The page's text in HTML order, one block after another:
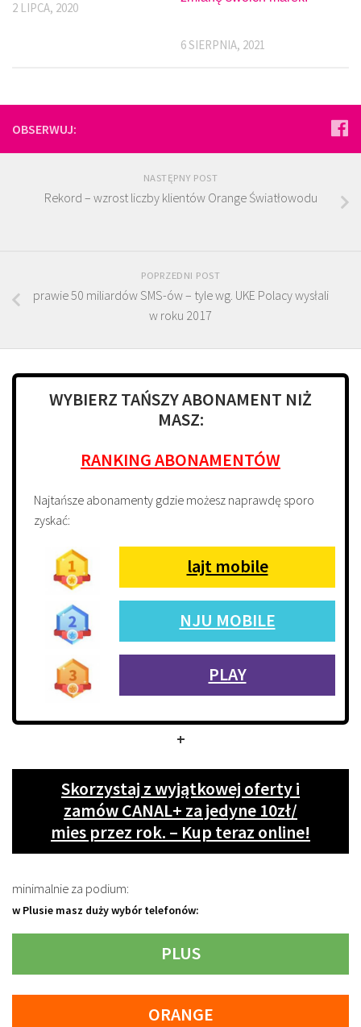
2 LIPCA, 2020
6 SIERPNIA, 2021
OBSERWUJ:
NASTĘPNY POST
Rekord – wzrost liczby klientów Orange Światłowodu
POPRZEDNI POST
prawie 50 miliardów SMS-ów – tyle wg. UKE Polacy wysłali
w roku 2017
WYBIERZ TAŃSZY ABONAMENT NIŻ
MASZ:
RANKING ABONAMENTÓW
Najtańsze abonamenty gdzie możesz naprawdę sporo
zyskać:
lajt mobile
NJU MOBILE
PLAY
+
Skorzystaj z wyjątkowej oferty i
zamów CANAL+ za jedyne 10zł/
mies przez rok. – Kup teraz online!
minimalnie za podium:
w Plusie masz duży wybór telefonów:
PLUS
ORANGE